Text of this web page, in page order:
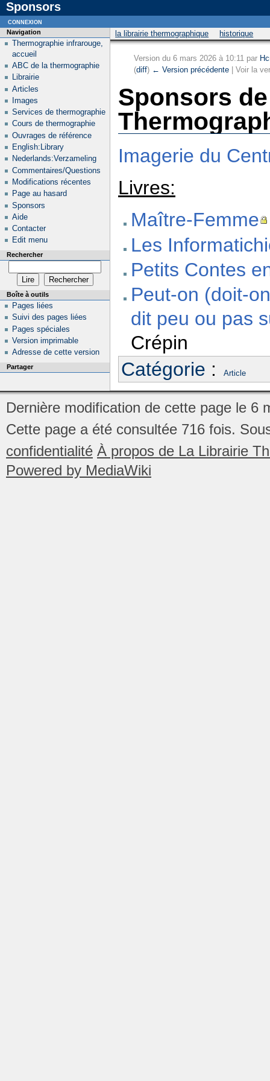
Sponsors
la librairie thermographique historique
Version du 6 mars 2026 à 10:11 par
(diff) ← Version précédente | Voir la
Sponsors
Imagerie du
Livres:
Maître-Femme
Les
Petits Contes
Peut-on (doit-
dit peu ou pas
Crépin
Catégorie : Article
Navigation
Thermographie infrarouge,
accueil
ABC de la thermographie
Librairie
Articles
Images
Services de thermographie
Cours de thermographie
Ouvrages de référence
English:Library
Nederlands:Verzameling
Commentaires/Questions
Modifications récentes
Page au hasard
Sponsors
Aide
Contacter
Edit menu
Rechercher
Boîte à outils
Pages liées
Suivi des pages liées
Pages spéciales
Version imprimable
Adresse de cette version
Partager
connexion
Dernière modification de cette page le 6
Cette page a été consultée 716 fois.
confidentialité À propos de La Librairie
Powered by MediaWiki